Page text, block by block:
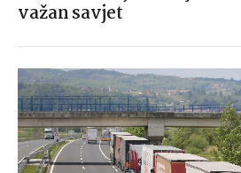
važan savjet